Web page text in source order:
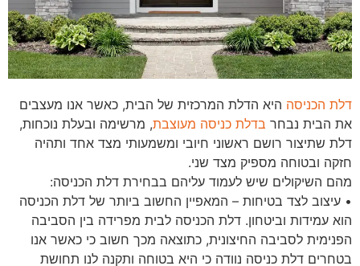
דלת הכניסה היא הדלת המרכזית של הבית, כאשר אנו מעצבים
את הבית נבחר בדלת כניסה מעוצבת, מרשימה ובעלת נוכחות,
דלת שתיצור רושם ראשוני חיובי ומשמעותי מצד אחד ותהיה
חזקה ובטוחה מספיק מצד שני.
מהם השיקולים שיש לעמוד עליהם בבחירת דלת הכניסה:
• עיצוב לצד בטיחות – המאפיין החשוב ביותר של דלת הכניסה
הוא עמידות וביטחון. דלת הכניסה לבית מפרידה בין הסביבה
הפנימית לסביבה החיצונית, כתוצאה מכך חשוב כי כאשר אנו
בטחרים דלת כניסה נוודה כי היא בטוחה ותקנה לנו תחושת